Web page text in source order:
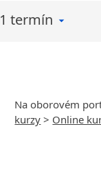
1 termín
Na oborovém
kurzy > Online